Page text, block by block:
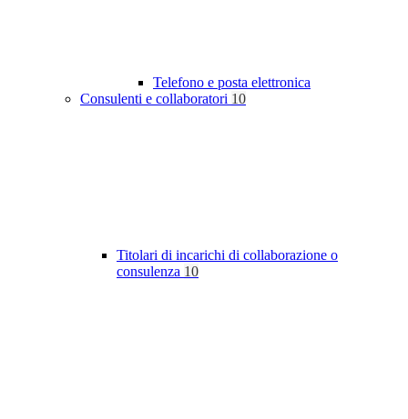
Telefono e posta elettronica
Consulenti e collaboratori 10
Titolari di incarichi di collaborazione o
consulenza 10